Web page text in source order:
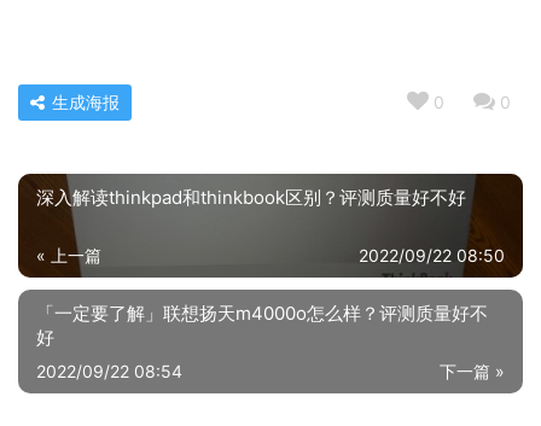
0 0
生成海报
深入解读thinkpad和thinkbook区别？评测质量好不好
« 上一篇 2022/09/22 08:50
「一定要了解」联想扬天m4000o怎么样？评测质量好不
好
下一篇 »
2022/09/22 08:54